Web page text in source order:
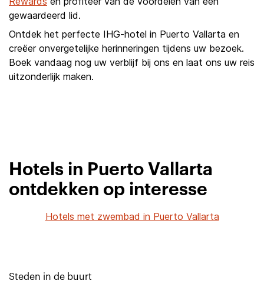
gewaardeerd lid.
Ontdek het perfecte IHG-hotel in Puerto Vallarta en
creëer onvergetelijke herinneringen tijdens uw bezoek.
Boek vandaag nog uw verblijf bij ons en laat ons uw reis
uitzonderlijk maken.
Hotels in Puerto Vallarta
ontdekken op interesse
Hotels met zwembad in Puerto Vallarta
Steden in de buurt